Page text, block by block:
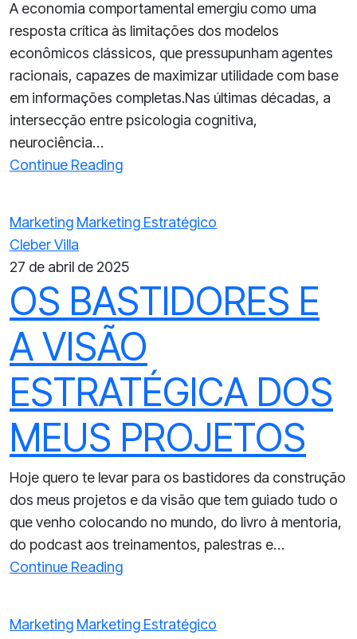
A economia comportamental emergiu como uma
resposta crítica às limitações dos modelos
econômicos clássicos, que pressupunham agentes
racionais, capazes de maximizar utilidade com base
em informações completas.Nas últimas décadas, a
intersecção entre psicologia cognitiva,
neurociência…
Continue Reading
Marketing Marketing Estratégico
Cleber Villa
27 de abril de 2025
OS BASTIDORES E
A VISÃO
ESTRATÉGICA DOS
MEUS PROJETOS
Hoje quero te levar para os bastidores da construção
dos meus projetos e da visão que tem guiado tudo o
que venho colocando no mundo, do livro à mentoria,
do podcast aos treinamentos, palestras e…
Continue Reading
Marketing Marketing Estratégico